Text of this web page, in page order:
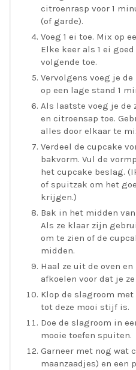
citroenrasp voor 1
(of garde).
Voeg 1 ei toe. Mix op
Elke keer als 1 ei
volgende toe.
Vervolgens voeg je
op een lage stand 1
Als laatste voeg je de
en citroensap toe.
alles door elkaar te
Verdeel de cupcake
bakvorm. Vul de
het cupcake beslag.
of spuitzak om het
krijgen.)
Bak in het midden
Als ze klaar zijn
om te zien of de
midden.
Haal ze uit de oven
afkoelen voor dat je
Klop de slagroom
tot deze mooi stijf is.
Doe de slagroom in
mooie toefen spuiten.
Garneer met nog wat
maanzaadjes) en een